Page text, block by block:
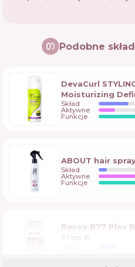
Podobne
DevaCurl
Moisturizing
Skład
Aktywne
Funkcje
ABOUT hair spray
Skład
Aktywne
Funkcje
Revox B77 Plex